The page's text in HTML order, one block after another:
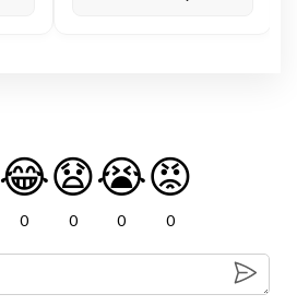
😂
0
😧
0
😭
0
😡
0